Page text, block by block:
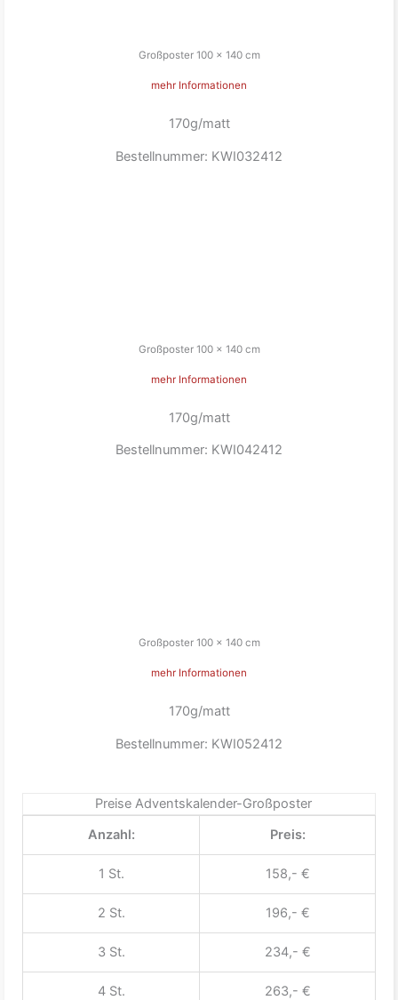
Großposter 100 x 140 cm
mehr Informationen
170g/matt
Bestellnummer: KWI032412
Großposter 100 x 140 cm
mehr Informationen
170g/matt
Bestellnummer: KWI042412
Großposter 100 x 140 cm
mehr Informationen
170g/matt
Bestellnummer: KWI052412
Preise Adventskalender-Großposter
Anzahl:
Preis:
1 St. 158,- €
2 St. 196,- €
3 St. 234,- €
4 St. 263,- €